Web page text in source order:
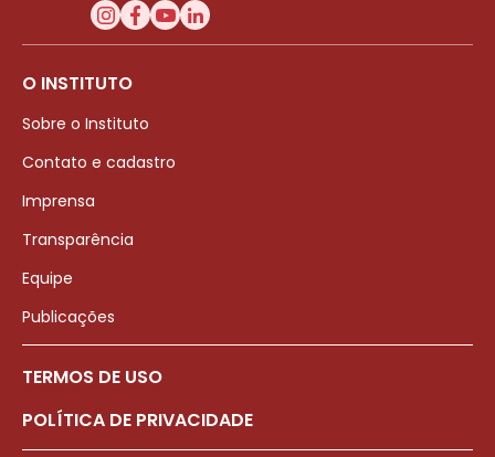
O INSTITUTO
Sobre o Instituto
Contato e cadastro
Imprensa
Transparência
Equipe
Publicações
TERMOS DE USO
POLÍTICA DE PRIVACIDADE